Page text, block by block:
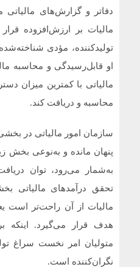
دفاتر و گزارش‌های
مالیات بر ارزش‌افزوده
تولیدکننده، مؤدی
او قابل‌رسیدگی و محاسبه
مالیاتی با کمترین میزان
محاسبه و دریافت کند.
سازمان امور مالیاتی در
پنهان مانده و به‌نوعی بخش
به‌شمار می‌رود، توان
تحقق درآمدهای مالیاتی
مالیات از آن راحت‌تر است
هدف قرار می‌گیرد. اینکه
متولیان امر نخست سراغ
نگران‌کننده است.